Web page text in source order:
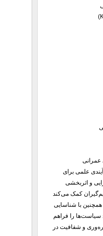
عمرانی
علمی برای
و اثربخشی
کمک می‌کند
همچنین با شناسایی
را فراهم
و شفافیت در